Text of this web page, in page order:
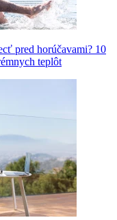
pred horúčavami? 10
teplôt